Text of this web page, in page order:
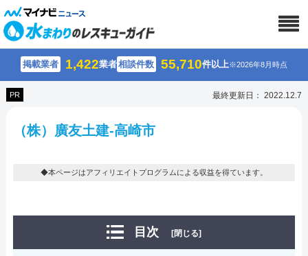
掲載業者 1,422業者相談件数 55,710件以上※2026年8月時点
PR 最終更新日： 2022.12.7
（株）廣友土建-高崎市
◆本ページはアフィリエイトプログラムによる収益を得ています。
目次 [閉じる]